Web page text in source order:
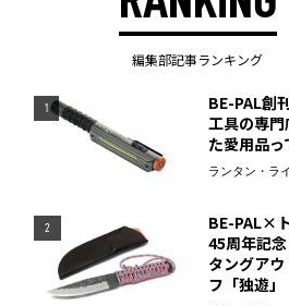
編集部記事ランキング
1
BE-PAL創
工具の専
た愛用品っ
ランタン・ラ
2
BE-PAL×
45周年記
タングア
フ「独遊」